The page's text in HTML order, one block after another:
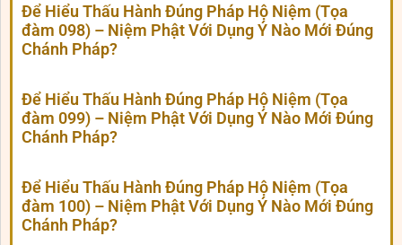
Để Hiểu Thấu Hành Đúng Pháp Hộ Niệm (Tọa
đàm 098) – Niệm Phật Với Dụng Ý Nào Mới Đúng
Chánh Pháp?
Để Hiểu Thấu Hành Đúng Pháp Hộ Niệm (Tọa
đàm 099) – Niệm Phật Với Dụng Ý Nào Mới Đúng
Chánh Pháp?
Để Hiểu Thấu Hành Đúng Pháp Hộ Niệm (Tọa
đàm 100) – Niệm Phật Với Dụng Ý Nào Mới Đúng
Chánh Pháp?